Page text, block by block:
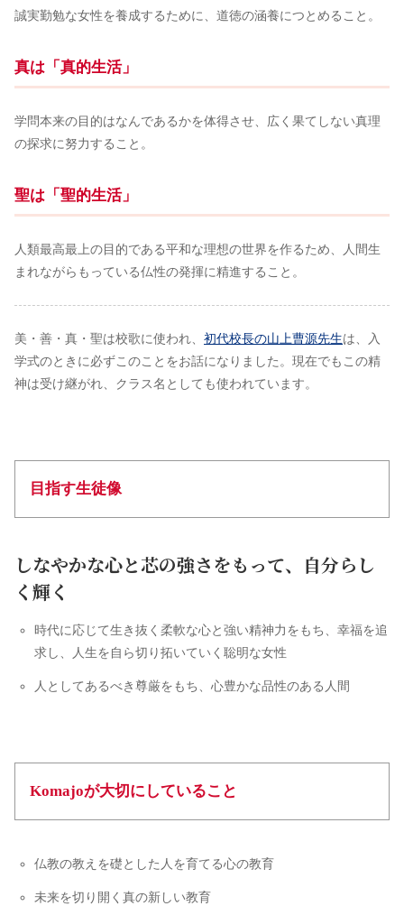
誠実勤勉な女性を養成するために、道徳の涵養につとめること。
真は「真的生活」
学問本来の目的はなんであるかを体得させ、広く果てしない真理
の探求に努力すること。
聖は「聖的生活」
人類最高最上の目的である平和な理想の世界を作るため、人間生
まれながらもっている仏性の発揮に精進すること。
美・善・真・聖は校歌に使われ、 初代校長の山上曹源先生は、入
学式のときに必ずこのことをお話になりました。現在でもこの精
神は受け継がれ、クラス名としても使われています。
目指す生徒像
しなやかな心と芯の強さをもって、自分らし
く輝く
時代に応じて生き抜く柔軟な心と強い精神力をもち、幸福を追
求し、人生を自ら切り拓いていく聡明な女性
人としてあるべき尊厳をもち、心豊かな品性のある人間
Komajoが大切にしていること
仏教の教えを礎とした人を育てる心の教育
未来を切り開く真の新しい教育